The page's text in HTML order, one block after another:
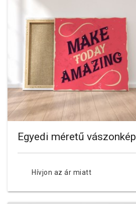
Egyedi méretű vászonkép
Hívjon az ár miatt